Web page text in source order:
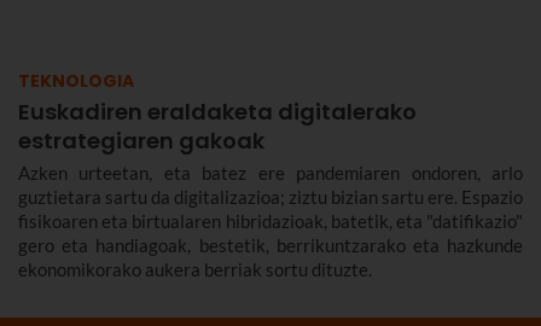
TEKNOLOGIA
Euskadiren eraldaketa digitalerako
estrategiaren gakoak
Azken urteetan, eta batez ere pandemiaren ondoren, arlo
guztietara sartu da digitalizazioa; ziztu bizian sartu ere. Espazio
fisikoaren eta birtualaren hibridazioak, batetik, eta "datifikazio"
gero eta handiagoak, bestetik, berrikuntzarako eta hazkunde
ekonomikorako aukera berriak sortu dituzte.